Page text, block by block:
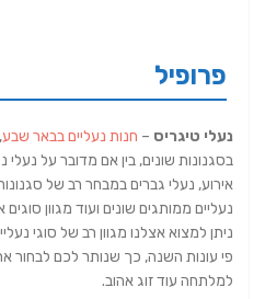
פרופיל
נעלי טיגריס – חנות נעליים בבאר שבע
בסגנונות שונים, בין אם מדובר על נעלי
אירוע, נעלי גברים במבחר רב של
נעליים ממותגים שונים ועוד מגוון סוגים
ניתן למצוא אצלנו מגוון רב של סוגי
פי עונות השנה, כך שנותר לכם לבחור
למלתחה עוד זוג אהוב.